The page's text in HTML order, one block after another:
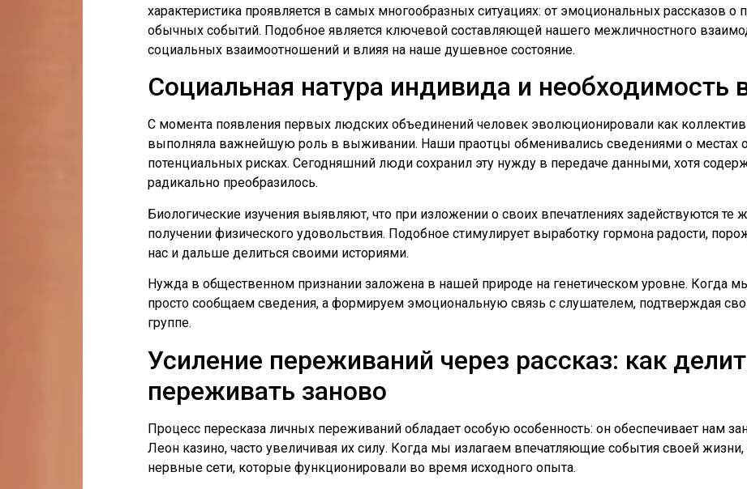
характеристика проявляется в самых многообразных ситуациях: от эмоциональных рассказов о
обычных событий. Подобное является ключевой составляющей нашего межличностного
социальных взаимоотношений и влияя на наше душевное состояние.
Социальная натура индивида и необходимость
С момента появления первых людских объединений человек эволюционировали как
выполняла важнейшую роль в выживании. Наши праотцы обменивались сведениями о местах
потенциальных рисках. Сегодняшний люди сохранил эту нужду в передаче данными, хотя
радикально преобразилось.
Биологические изучения выявляют, что при изложении о своих впечатлениях задействуются те
получении физического удовольствия. Подобное стимулирует выработку гормона радости,
нас и дальше делиться своими историями.
Нужда в общественном признании заложена в нашей природе на генетическом уровне. Когда
просто сообщаем сведения, а формируем эмоциональную связь с слушателем, подтверждая
группе.
Усиление переживаний через рассказ: как
переживать заново
Процесс пересказа личных переживаний обладает особую особенность: он обеспечивает нам
Леон казино, часто увеличивая их силу. Когда мы излагаем впечатляющие события своей
нервные сети, которые функционировали во время исходного опыта.